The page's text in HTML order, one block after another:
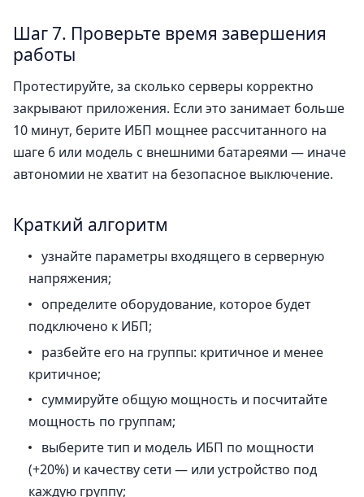
Шаг 7. Проверьте время завершения
работы
Протестируйте, за сколько серверы корректно
закрывают приложения. Если это занимает больше
10 минут, берите ИБП мощнее рассчитанного на
шаге 6 или модель с внешними батареями — иначе
автономии не хватит на безопасное выключение.
Краткий алгоритм
узнайте параметры входящего в серверную
напряжения;
определите оборудование, которое будет
подключено к ИБП;
разбейте его на группы: критичное и менее
критичное;
суммируйте общую мощность и посчитайте
мощность по группам;
выберите тип и модель ИБП по мощности
(+20%) и качеству сети — или устройство под
каждую группу;